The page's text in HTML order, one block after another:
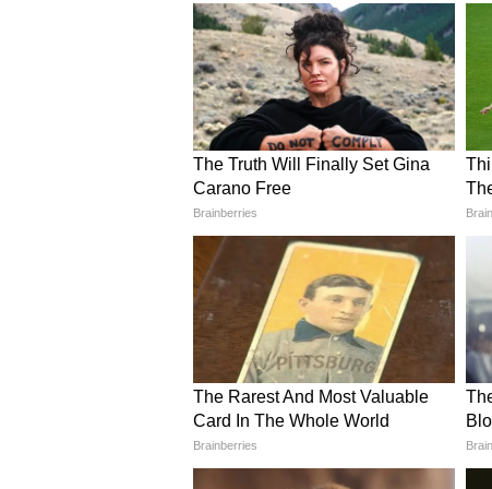
Related Articles
টেস্ট ক্রিকেটে প্রথম
ওভালে ১৪ বছরের পুরনো
স্পর্শ আকাশ দীপের
আরও খবরের আপডেট পেতে চোখ
এখানে।